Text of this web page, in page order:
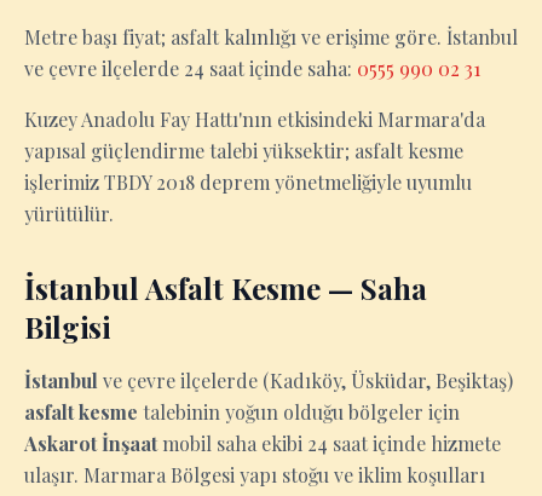
Metre başı fiyat; asfalt kalınlığı ve erişime göre. İstanbul
ve çevre ilçelerde 24 saat içinde saha: 0555 990 02 31
Kuzey Anadolu Fay Hattı'nın etkisindeki Marmara'da
yapısal güçlendirme talebi yüksektir; asfalt kesme
işlerimiz TBDY 2018 deprem yönetmeliğiyle uyumlu
yürütülür.
İstanbul Asfalt Kesme — Saha
Bilgisi
İstanbul ve çevre ilçelerde (Kadıköy, Üsküdar, Beşiktaş)
asfalt kesme talebinin yoğun olduğu bölgeler için
Askarot İnşaatmobil saha ekibi 24 saat içinde hizmete
ulaşır. Marmara Bölgesi yapı stoğu ve iklim koşulları